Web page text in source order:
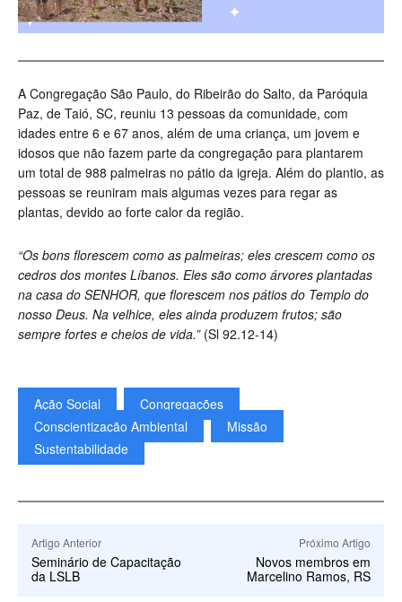
A Congregação São Paulo, do Ribeirão do Salto, da Paróquia
Paz, de Taió, SC, reuniu 13 pessoas da comunidade, com
idades entre 6 e 67 anos, além de uma criança, um jovem e
idosos que não fazem parte da congregação para plantarem
um total de 988 palmeiras no pátio da igreja. Além do plantio, as
pessoas se reuniram mais algumas vezes para regar as
plantas, devido ao forte calor da região.
“Os bons florescem como as palmeiras; eles crescem como os
cedros dos montes Líbanos. Eles são como árvores plantadas
na casa do SENHOR, que florescem nos pátios do Templo do
nosso Deus. Na velhice, eles ainda produzem frutos; são
sempre fortes e cheios de vida.”(Sl 92.12-14)
Ação Social
Congregações
Conscientização Ambiental
Missão
Sustentabilidade
Artigo Anterior
Seminário de Capacitação
da LSLB
Próximo Artigo
Novos membros em
Marcelino Ramos, RS